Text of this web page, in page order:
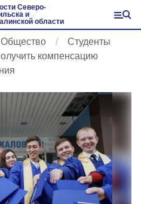
Северо-
и
области
Общество
Студенты
компенсацию